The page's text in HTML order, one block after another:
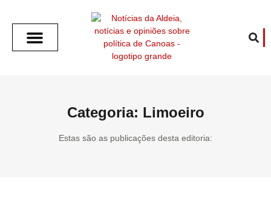
Categoria: Limoeiro
Estas são as publicações desta editoria: